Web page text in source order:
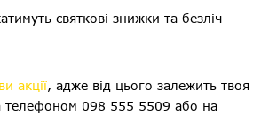
святкові знижки та безліч
акції, адже від цього залежить твоя
телефоном 098 555 5509 або на